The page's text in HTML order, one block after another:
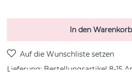
In den
Lieferung: Bestellungsartikel 8-15